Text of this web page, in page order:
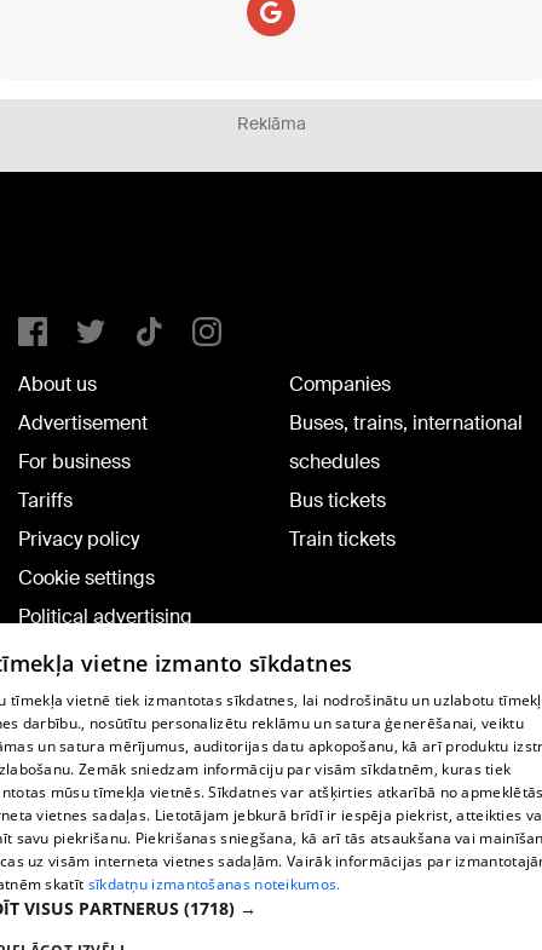
Reklāma
About us
Advertisement
For business
Tariffs
Privacy policy
Cookie settings
Political advertising
Cookie policy
Commenting terms
Companies
Buses, trains, international
schedules
Bus tickets
Train tickets
TV program
Contract rules
360 Ziņu kontakti
Helio Media
Vortal assistance service: e-mail -
vietne izmanto sīkdatnes
tīmekļa vietnē tiek izmantotas sīkdatnes, lai nodrošinātu un uzlabotu
darbību., nosūtītu personalizētu reklāmu un satura ģenerēšanai, veiktu
un satura mērījumus, auditorijas datu apkopošanu, kā arī produktu
Zemāk sniedzam informāciju par visām sīkdatnēm, kuras tiek
mūsu tīmekļa vietnēs. Sīkdatnes var atšķirties atkarībā no
vietnes sadaļas. Lietotājam jebkurā brīdī ir iespēja piekrist, atteikties
savu piekrišanu. Piekrišanas sniegšana, kā arī tās atsaukšana vai
uz visām interneta vietnes sadaļām. Vairāk informācijas par
skatīt sīkdatņu izmantošanas noteikumos.
VISUS PARTNERUS (1718) →